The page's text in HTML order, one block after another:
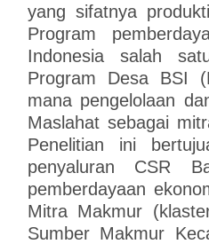
yang sifatnya
Program
Indonesia salah
Program Desa BSI
mana pengelolaan
Maslahat sebagai
Penelitian ini
penyaluran CSR
pemberdayaan
Mitra Makmur
Sumber Makmur